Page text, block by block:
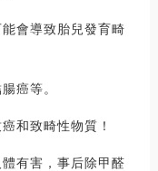
會導致胎兒發育畸
癌等。
和致畸性物質！
有害，事后除甲醛